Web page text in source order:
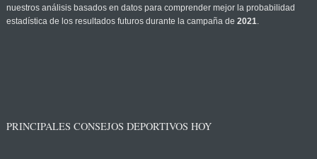
nuestros análisis basados en datos para comprender mejor la probabilidad
estadística de los resultados futuros durante la campaña de 2021.
PRINCIPALES CONSEJOS DEPORTIVOS HOY